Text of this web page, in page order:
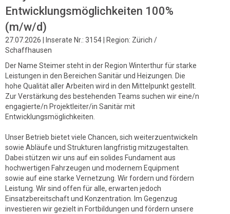
Entwicklungsmöglichkeiten 100%
(m/w/d)
27.07.2026 | Inserate Nr.: 3154 | Region: Zürich /
Schaffhausen
Der Name Steimer steht in der Region Winterthur für starke
Leistungen in den Bereichen Sanitär und Heizungen. Die
hohe Qualität aller Arbeiten wird in den Mittelpunkt gestellt.
Zur Verstärkung des bestehenden Teams suchen wir eine/n
engagierte/n Projektleiter/in Sanitär mit
Entwicklungsmöglichkeiten.
Unser Betrieb bietet viele Chancen, sich weiterzuentwickeln
sowie Abläufe und Strukturen langfristig mitzugestalten.
Dabei stützen wir uns auf ein solides Fundament aus
hochwertigen Fahrzeugen und modernem Equipment
sowie auf eine starke Vernetzung. Wir fordern und fördern
Leistung. Wir sind offen für alle, erwarten jedoch
Einsatzbereitschaft und Konzentration. Im Gegenzug
investieren wir gezielt in Fortbildungen und fördern unsere